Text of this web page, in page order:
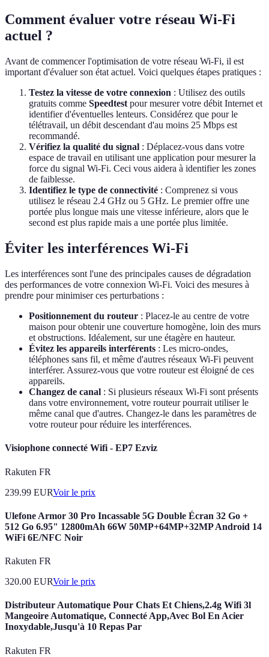
Comment évaluer votre réseau Wi-Fi
actuel ?
Avant de commencer l'optimisation de votre réseau Wi-Fi, il est
important d'évaluer son état actuel. Voici quelques étapes pratiques :
Testez la vitesse de votre connexion : Utilisez des outils
gratuits comme Speedtest pour mesurer votre débit Internet et
identifier d'éventuelles lenteurs. Considérez que pour le
télétravail, un débit descendant d'au moins 25 Mbps est
recommandé.
Vérifiez la qualité du signal : Déplacez-vous dans votre
espace de travail en utilisant une application pour mesurer la
force du signal Wi-Fi. Ceci vous aidera à identifier les zones
de faiblesse.
Identifiez le type de connectivité : Comprenez si vous
utilisez le réseau 2.4 GHz ou 5 GHz. Le premier offre une
portée plus longue mais une vitesse inférieure, alors que le
second est plus rapide mais a une portée plus limitée.
Éviter les interférences Wi-Fi
Les interférences sont l'une des principales causes de dégradation
des performances de votre connexion Wi-Fi. Voici des mesures à
prendre pour minimiser ces perturbations :
Positionnement du routeur : Placez-le au centre de votre
maison pour obtenir une couverture homogène, loin des murs
et obstructions. Idéalement, sur une étagère en hauteur.
Évitez les appareils interférents : Les micro-ondes,
téléphones sans fil, et même d'autres réseaux Wi-Fi peuvent
interférer. Assurez-vous que votre routeur est éloigné de ces
appareils.
Changez de canal : Si plusieurs réseaux Wi-Fi sont présents
dans votre environnement, votre routeur pourrait utiliser le
même canal que d'autres. Changez-le dans les paramètres de
votre routeur pour réduire les interférences.
Visiophone connecté Wifi - EP7 Ezviz
Rakuten FR
239.99 EURVoir le prix
Ulefone Armor 30 Pro Incassable 5G Double Écran 32 Go +
512 Go 6.95" 12800mAh 66W 50MP+64MP+32MP Android 14
WiFi 6E/NFC Noir
Rakuten FR
320.00 EURVoir le prix
Distributeur Automatique Pour Chats Et Chiens,2.4g Wifi 3l
Mangeoire Automatique, Connecté App,Avec Bol En Acier
Inoxydable,Jusqu'à 10 Repas Par
Rakuten FR